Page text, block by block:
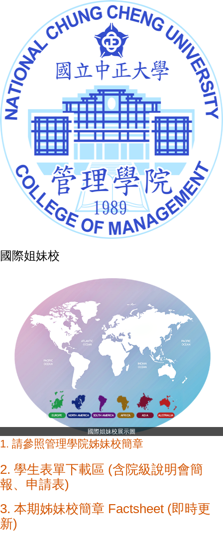
國際姐妹校
國際姐妹校展示圖
1. 請參照管理學院姊妹校簡章
2. 學生表單下載區 (含院級說明會簡
報、申請表)
3. 本期姊妹校簡章 Factsheet (即時更
新)